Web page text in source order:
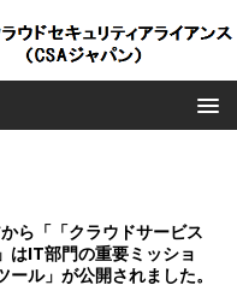
ら「「クラウドサービス
はIT部門の重要ミッショ
ル」が公開されました。